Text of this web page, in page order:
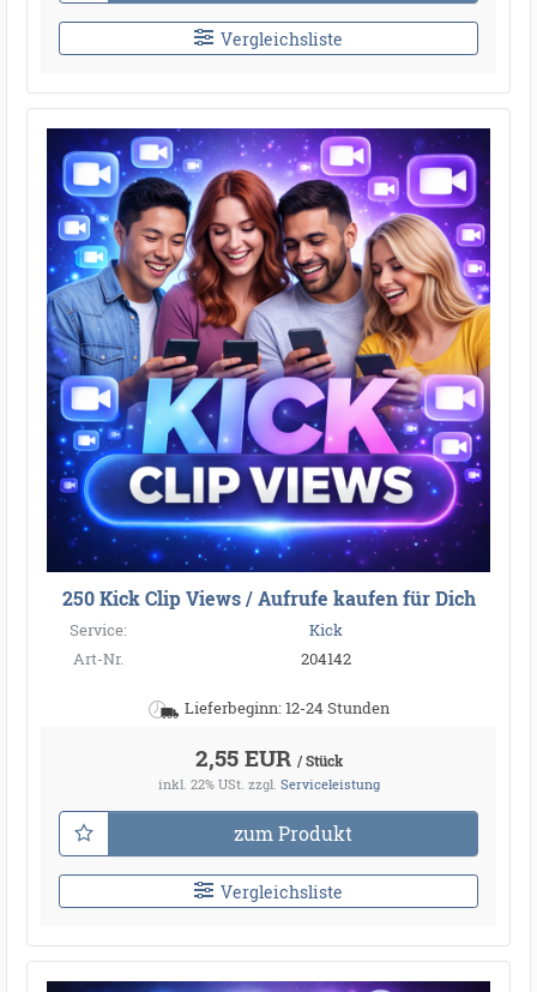
Vergleichsliste
250 Kick Clip Views / Aufrufe kaufen für Dich
Service:
Kick
Art-Nr.
204142
Lieferbeginn: 12-24 Stunden
2,55 EUR / Stück
inkl. 22% USt. zzgl. Serviceleistung
zum Produkt
Vergleichsliste